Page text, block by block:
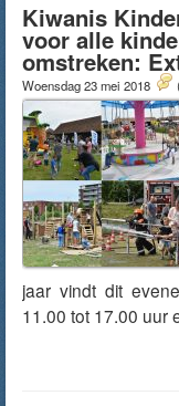
Kiwanis
voor alle
omstreken:
Woensdag 23 mei 2018
jaar vindt dit
11.00 tot 17.00 uur